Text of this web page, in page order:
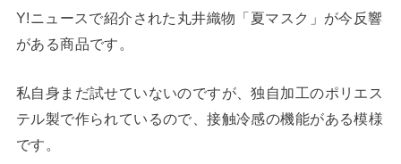
Y!ニュースで紹介された丸井織物「夏マスク」が今反響
がある商品です。
私自身まだ試せていないのですが、独自加工のポリエス
テル製で作られているので、接触冷感の機能がある模様
です。